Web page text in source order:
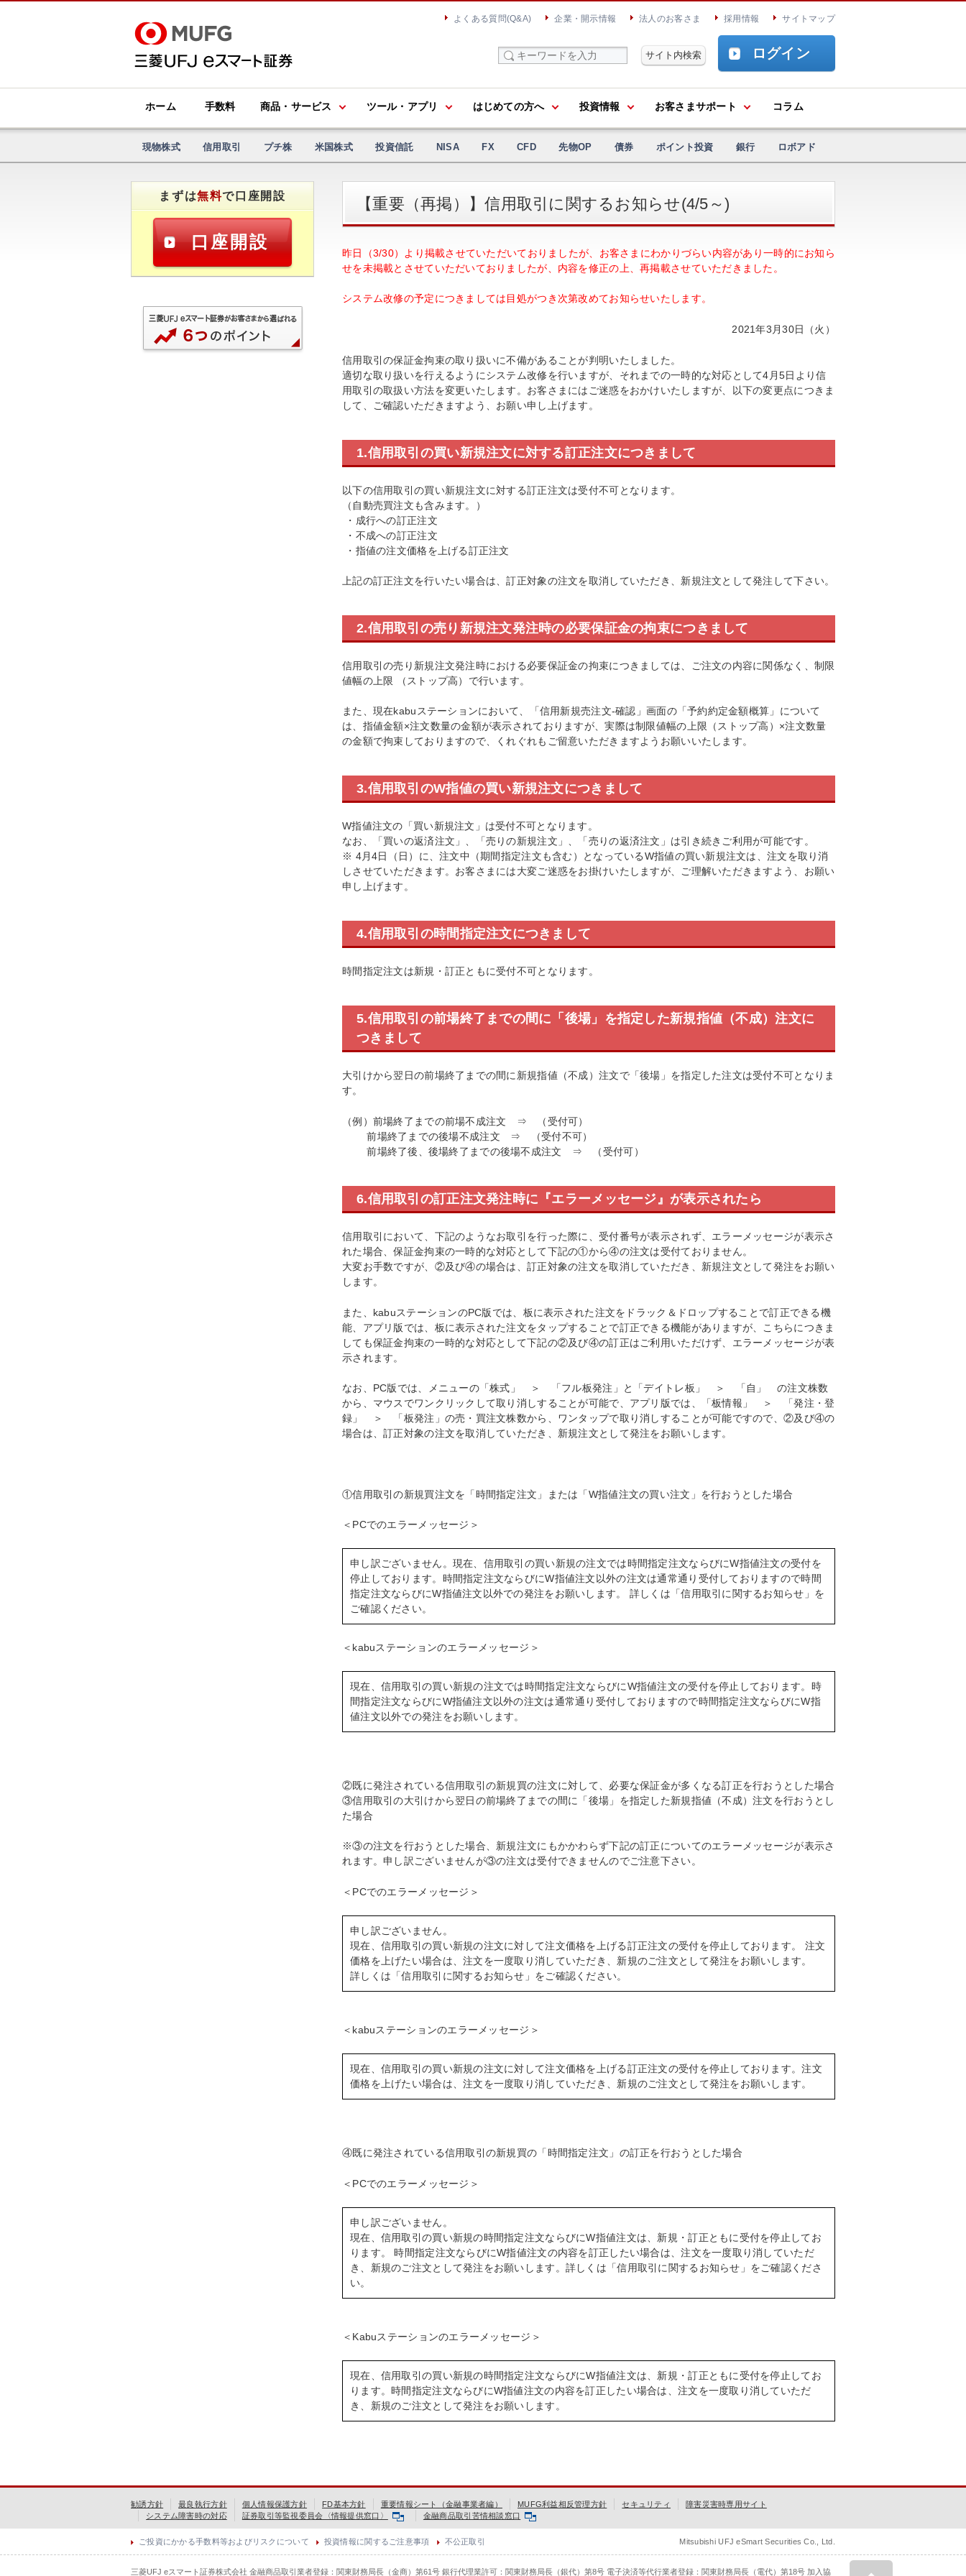
よくある質問(Q&A) 企業・開示情報 法人のお客さま 採用情報 サイトマップ
ログイン
ホーム 手数料 商品・サービス ツール・アプリ はじめての方へ 投資情報 お客さまサポート コラム
現物株式 信用取引 プチ株 米国株式 投資信託 NISA FX CFD 先物OP 債券 ポイント投資 銀行 ロボアド
【重要（再掲）】信用取引に関するお知らせ(4/5～)
昨日（3/30）より掲載させていただいておりましたが、お客さまにわかりづらい内容があり一時的にお知ら
せを未掲載とさせていただいておりましたが、内容を修正の上、再掲載させていただきました。
システム改修の予定につきましては目処がつき次第改めてお知らせいたします。
2021年3月30日（火）
信用取引の保証金拘束の取り扱いに不備があることが判明いたしました。
適切な取り扱いを行えるようにシステム改修を行いますが、それまでの一時的な対応として4月5日より信
用取引の取扱い方法を変更いたします。お客さまにはご迷惑をおかけいたしますが、以下の変更点につきま
して、ご確認いただきますよう、お願い申し上げます。
1.信用取引の買い新規注文に対する訂正注文につきまして
以下の信用取引の買い新規注文に対する訂正注文は受付不可となります。
（自動売買注文も含みます。）
・成行への訂正注文
・不成への訂正注文
・指値の注文価格を上げる訂正注文
上記の訂正注文を行いたい場合は、訂正対象の注文を取消していただき、新規注文として発注して下さい。
2.信用取引の売り新規注文発注時の必要保証金の拘束につきまして
信用取引の売り新規注文発注時における必要保証金の拘束につきましては、ご注文の内容に関係なく、制限
値幅の上限 （ストップ高）で行います。
また、現在kabuステーションにおいて、「信用新規売注文-確認」画面の「予約約定金額概算」について
は、指値金額×注文数量の金額が表示されておりますが、実際は制限値幅の上限（ストップ高）×注文数量
の金額で拘束しておりますので、くれぐれもご留意いただきますようお願いいたします。
3.信用取引のW指値の買い新規注文につきまして
W指値注文の「買い新規注文」は受付不可となります。
なお、「買いの返済注文」、「売りの新規注文」、「売りの返済注文」は引き続きご利用が可能です。
※ 4月4日（日）に、注文中（期間指定注文も含む）となっているW指値の買い新規注文は、注文を取り消
しさせていただきます。お客さまには大変ご迷惑をお掛けいたしますが、ご理解いただきますよう、お願い
申し上げます。
4.信用取引の時間指定注文につきまして
時間指定注文は新規・訂正ともに受付不可となります。
5.信用取引の前場終了までの間に「後場」を指定した新規指値（不成）注文に
つきまして
大引けから翌日の前場終了までの間に新規指値（不成）注文で「後場」を指定した注文は受付不可となりま
す。
（例）前場終了までの前場不成注文 ⇒ （受付可）
前場終了までの後場不成注文 ⇒ （受付不可）
前場終了後、後場終了までの後場不成注文 ⇒ （受付可）
6.信用取引の訂正注文発注時に『エラーメッセージ』が表示されたら
信用取引において、下記のようなお取引を行った際に、受付番号が表示されず、エラーメッセージが表示さ
れた場合、保証金拘束の一時的な対応として下記の①から④の注文は受付ておりません。
大変お手数ですが、②及び④の場合は、訂正対象の注文を取消していただき、新規注文として発注をお願い
します。
また、kabuステーションのPC版では、板に表示された注文をドラック＆ドロップすることで訂正できる機
能、アプリ版では、板に表示された注文をタップすることで訂正できる機能がありますが、こちらにつきま
しても保証金拘束の一時的な対応として下記の②及び④の訂正はご利用いただけず、エラーメッセージが表
示されます。
なお、PC版では、メニューの「株式」 ＞ 「フル板発注」と「デイトレ板」 ＞ 「自」 の注文株数
から、マウスでワンクリックして取り消しすることが可能で、アプリ版では、「板情報」 ＞ 「発注・登
録」 ＞ 「板発注」の売・買注文株数から、ワンタップで取り消しすることが可能ですので、②及び④の
場合は、訂正対象の注文を取消していただき、新規注文として発注をお願いします。
①信用取引の新規買注文を「時間指定注文」または「W指値注文の買い注文」を行おうとした場合
＜PCでのエラーメッセージ＞
申し訳ございません。現在、信用取引の買い新規の注文では時間指定注文ならびにW指値注文の受付を
停止しております。時間指定注文ならびにW指値注文以外の注文は通常通り受付しておりますので時間
指定注文ならびにW指値注文以外での発注をお願いします。 詳しくは「信用取引に関するお知らせ」を
ご確認ください。
＜kabuステーションのエラーメッセージ＞
現在、信用取引の買い新規の注文では時間指定注文ならびにW指値注文の受付を停止しております。時
間指定注文ならびにW指値注文以外の注文は通常通り受付しておりますので時間指定注文ならびにW指
値注文以外での発注をお願いします。
②既に発注されている信用取引の新規買の注文に対して、必要な保証金が多くなる訂正を行おうとした場合
③信用取引の大引けから翌日の前場終了までの間に「後場」を指定した新規指値（不成）注文を行おうとし
た場合
※③の注文を行おうとした場合、新規注文にもかかわらず下記の訂正についてのエラーメッセージが表示さ
れます。申し訳ございませんが③の注文は受付できませんのでご注意下さい。
＜PCでのエラーメッセージ＞
申し訳ございません。
現在、信用取引の買い新規の注文に対して注文価格を上げる訂正注文の受付を停止しております。 注文
価格を上げたい場合は、注文を一度取り消していただき、新規のご注文として発注をお願いします。
詳しくは「信用取引に関するお知らせ」をご確認ください。
＜kabuステーションのエラーメッセージ＞
現在、信用取引の買い新規の注文に対して注文価格を上げる訂正注文の受付を停止しております。注文
価格を上げたい場合は、注文を一度取り消していただき、新規のご注文として発注をお願いします。
④既に発注されている信用取引の新規買の「時間指定注文」の訂正を行おうとした場合
＜PCでのエラーメッセージ＞
申し訳ございません。
現在、信用取引の買い新規の時間指定注文ならびにW指値注文は、新規・訂正ともに受付を停止してお
ります。 時間指定注文ならびにW指値注文の内容を訂正したい場合は、注文を一度取り消していただ
き、新規のご注文として発注をお願いします。詳しくは「信用取引に関するお知らせ」をご確認くださ
い。
＜Kabuステーションのエラーメッセージ＞
現在、信用取引の買い新規の時間指定注文ならびにW指値注文は、新規・訂正ともに受付を停止してお
ります。時間指定注文ならびにW指値注文の内容を訂正したい場合は、注文を一度取り消していただ
き、新規のご注文として発注をお願いします。
まずは無料で口座開設
口座開設
勧誘方針 最良執行方針 個人情報保護方針 FD基本方針 重要情報シート（金融事業者編） MUFG利益相反管理方針 セキュリティ
障害災害時専用サイト
システム障害時の対応
証券取引等監視委員会〈情報提供窓口〉 金融商品取引苦情相談窓口
ご投資にかかる手数料等およびリスクについて 投資情報に関するご注意事項 不公正取引 Mitsubishi UFJ eSmart Securities Co., Ltd.
三菱UFJ eスマート証券株式会社 金融商品取引業者登録：関東財務局長（金商）第61号 銀行代理業許可：関東財務局長（銀代）第8号 電子決済等代行業者登録：関東財務局長（電代）第18号 加入協